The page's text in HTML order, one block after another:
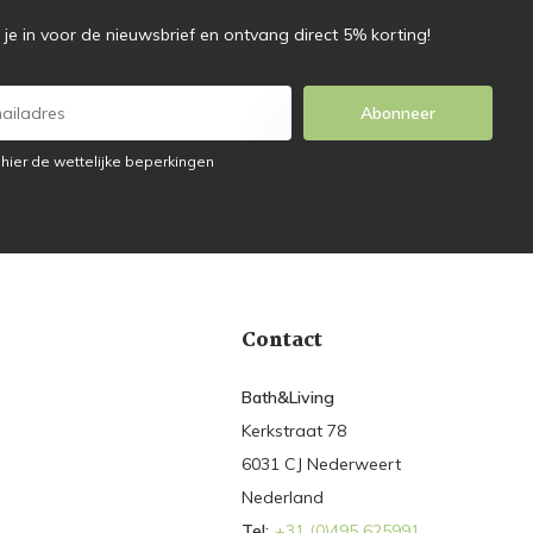
je in voor de nieuwsbrief en ontvang direct 5% korting!
Abonneer
de wettelijke beperkingen
Contact
Bath&Living
Kerkstraat 78
6031 CJ Nederweert
Nederland